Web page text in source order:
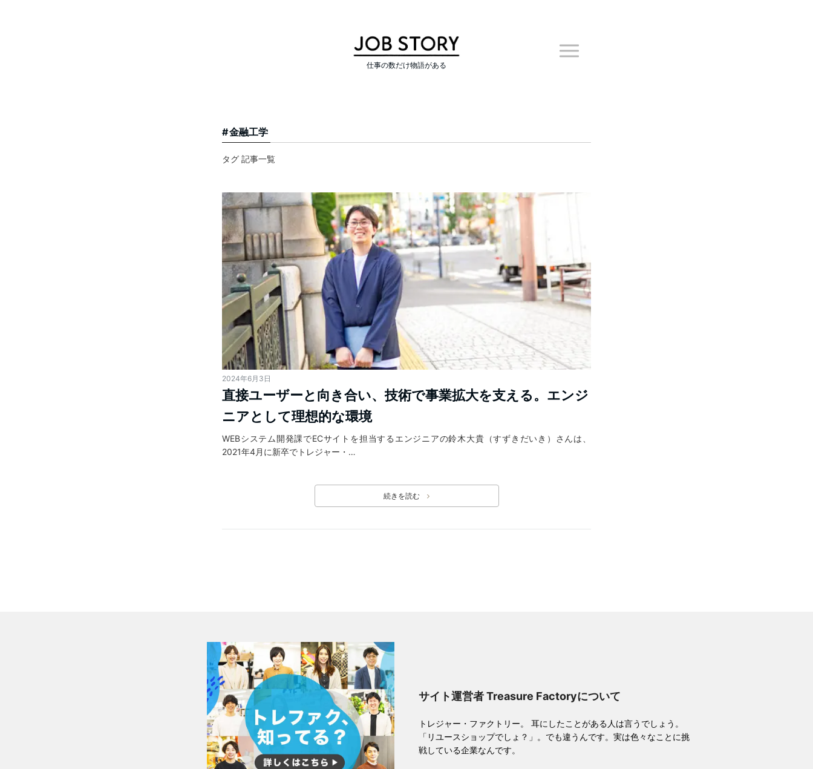
仕事の数だけ物語がある
金融工学
タグ 記事一覧
2024年6月3日
直接ユーザーと向き合い、技術で事業拡大を支える。エンジ
ニアとして理想的な環境
WEBシステム開発課でECサイトを担当するエンジニアの鈴木大貴（すずきだいき）さんは、
2021年4月に新卒でトレジャー・…
続きを読む
サイト運営者 Treasure Factoryについて
トレジャー・ファクトリー。 耳にしたことがある人は言うでしょう。
「リユースショップでしょ？」。でも違うんです。実は色々なことに挑
戦している企業なんです。